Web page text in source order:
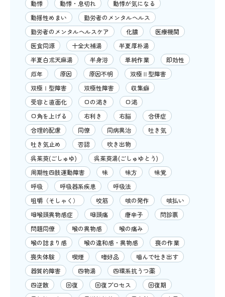
動悸
動悸・息切れ
動悸が気になる
動揺性めまい
勤労者のメンタルヘルス
勤労者のメンタルヘルスケア
化膿
医療機関
医食同源
十全大補湯
半夏厚朴湯
半夏白朮天麻湯
半身浴 単純作業
即効性
厄年
原因 原因不明
双極Ⅱ型障害
双極Ⅰ型障害
双極性障害
収集癖
受容と直面化
口の渇き
口渇
口角を上げる
右利き 右脳
合併症
合理的配慮
同僚 同病異治
吐き気
吐き気止め
否認
吹き出物
呉茱萸(ごしゅゆ)
呉茱萸湯(ごしゅゆとう)
周期性四肢運動障害
味 味方
味覚
呼吸
呼吸器系疾患
呼吸法
咀嚼（そしゃく）
咬筋 咳の発作
咳払い
咽喉頭異物感症
咽頭痛 唐辛子
問診票
問題同僚
喉の異物感
喉の痛み
喉の詰まり感
喉の違和感・異物感
喪の作業
喪失体験
喫煙 嗜好品
噛んで吐き出す
器質的障害
四物湯
四環系抗うつ薬
四逆散
回復 回復プロセス
回復期